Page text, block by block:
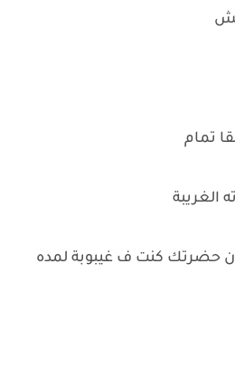
تمام
الغريبة
حضرتك كنت ف غيبوبة لمده